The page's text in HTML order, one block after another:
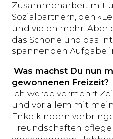
Zusammenarbeit mit
Sozialpartnern, den
und vielen mehr.
das Schöne und das
spannenden Aufgabe
Was machst Du nun
gewonnenen Freizeit?
Ich werde vermehrt
und vor allem mit
Enkelkindern
Freundschaften